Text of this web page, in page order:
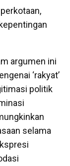
argumen ini
‘rakyat’
politik
selama